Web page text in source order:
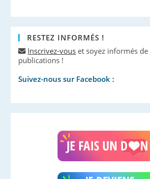
RESTEZ INFORMÉS !
Inscrivez-vous et soyez informés
publications !
Suivez-nous sur Facebook :